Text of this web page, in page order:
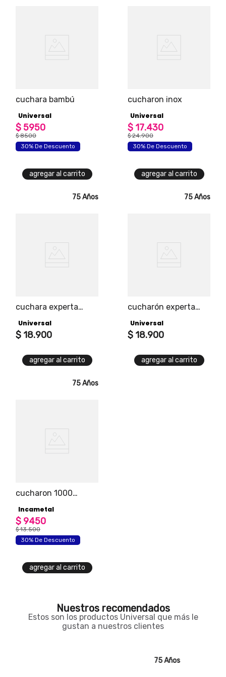
cuchara bambú
Universal
$ 5950
$ 8500
30% De Descuento
agregar al carrito
cucharon inox
Universal
$ 17.430
$ 24.900
30% De Descuento
agregar al carrito
75 Años
cuchara experta
Universal
$ 18.900
agregar al carrito
75 Años
cucharón experta
Universal
$ 18.900
agregar al carrito
75 Años
cucharon 1000
plástico
Incametal
$ 9450
$ 13.500
30% De Descuento
agregar al carrito
Nuestros recomendados
Estos son los productos Universal que más le
gustan a nuestros clientes
75 Años